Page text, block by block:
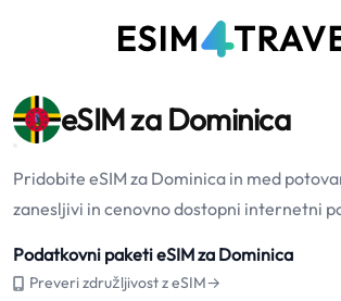
eSIM za Dominica
Pridobite eSIM za Dominica in med
zanesljivi in cenovno dostopni internetni
Podatkovni paketi eSIM za Dominica
Preveri združljivost z eSIM→